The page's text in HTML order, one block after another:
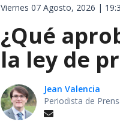
Viernes 07 Agosto, 2026 |
¿Qué
la ley de
Jean Valencia
Periodista de